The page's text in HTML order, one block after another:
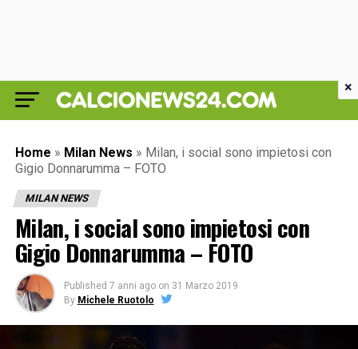
Home » Milan News » Milan, i social sono impietosi con
Gigio Donnarumma – FOTO
MILAN NEWS
Milan, i social sono impietosi con
Gigio Donnarumma – FOTO
Published 7 anni ago on 31 Marzo 2019
By Michele Ruotolo
×